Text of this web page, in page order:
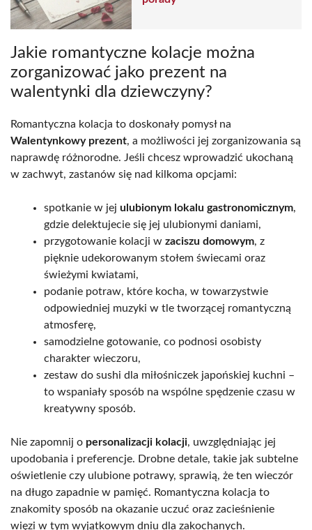
Jakie romantyczne kolacje można
zorganizować jako prezent na
walentynki dla dziewczyny?
Romantyczna kolacja to doskonały pomysł na
Walentynkowy prezent, a możliwości jej zorganizowania są
naprawdę różnorodne. Jeśli chcesz wprowadzić ukochaną
w zachwyt, zastanów się nad kilkoma opcjami:
spotkanie w jej ulubionym lokalu gastronomicznym,
gdzie delektujecie się jej ulubionymi daniami,
przygotowanie kolacji w zaciszu domowym, z
pięknie udekorowanym stołem świecami oraz
świeżymi kwiatami,
podanie potraw, które kocha, w towarzystwie
odpowiedniej muzyki w tle tworzącej romantyczną
atmosferę,
samodzielne gotowanie, co podnosi osobisty
charakter wieczoru,
zestaw do sushi dla miłośniczek japońskiej kuchni –
to wspaniały sposób na wspólne spędzenie czasu w
kreatywny sposób.
Nie zapomnij o personalizacji kolacji, uwzględniając jej
upodobania i preferencje. Drobne detale, takie jak subtelne
oświetlenie czy ulubione potrawy, sprawią, że ten wieczór
na długo zapadnie w pamięć. Romantyczna kolacja to
znakomity sposób na okazanie uczuć oraz zacieśnienie
więzi w tym wyjątkowym dniu dla zakochanych.